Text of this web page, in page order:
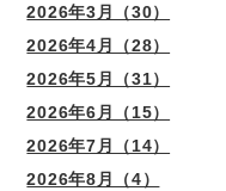
2026年3月（30）
2026年4月（28）
2026年5月（31）
2026年6月（15）
2026年7月（14）
2026年8月（4）